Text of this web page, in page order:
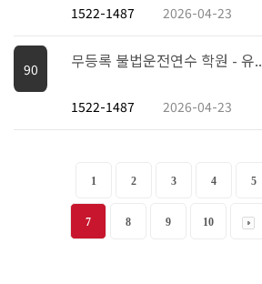
1522-1487 2026-04-23
90 무등록 불법운전연수 학원 - 유..
1522-1487 2026-04-23
1 2 3 4 5
7 8 9 10